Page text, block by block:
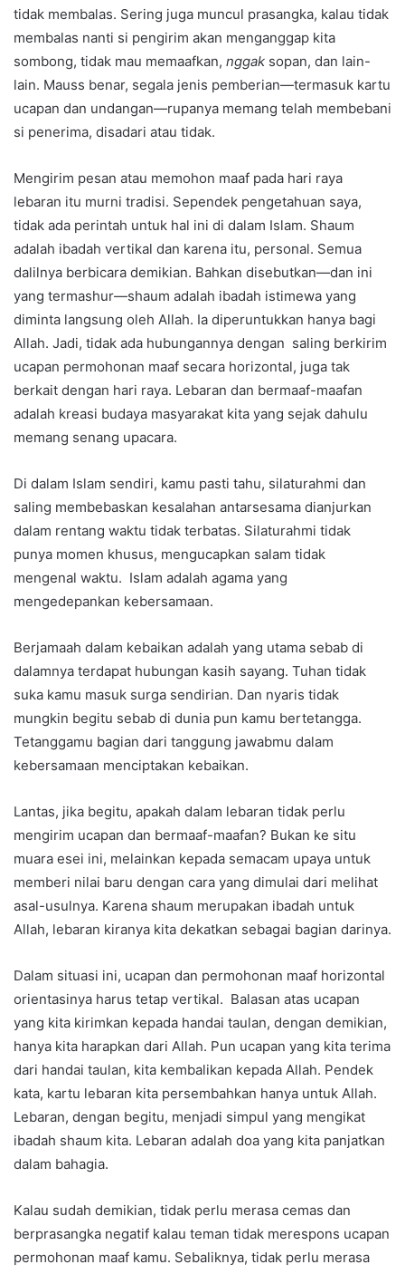
tidak membalas. Sering juga muncul prasangka, kalau tidak
membalas nanti si pengirim akan menganggap kita
sombong, tidak mau memaafkan, nggak sopan, dan lain-
lain. Mauss benar, segala jenis pemberian—termasuk kartu
ucapan dan undangan—rupanya memang telah membebani
si penerima, disadari atau tidak.
Mengirim pesan atau memohon maaf pada hari raya
lebaran itu murni tradisi. Sependek pengetahuan saya,
tidak ada perintah untuk hal ini di dalam Islam. Shaum
adalah ibadah vertikal dan karena itu, personal. Semua
dalilnya berbicara demikian. Bahkan disebutkan—dan ini
yang termashur—shaum adalah ibadah istimewa yang
diminta langsung oleh Allah. Ia diperuntukkan hanya bagi
Allah. Jadi, tidak ada hubungannya dengan saling berkirim
ucapan permohonan maaf secara horizontal, juga tak
berkait dengan hari raya. Lebaran dan bermaaf-maafan
adalah kreasi budaya masyarakat kita yang sejak dahulu
memang senang upacara.
Di dalam Islam sendiri, kamu pasti tahu, silaturahmi dan
saling membebaskan kesalahan antarsesama dianjurkan
dalam rentang waktu tidak terbatas. Silaturahmi tidak
punya momen khusus, mengucapkan salam tidak
mengenal waktu. Islam adalah agama yang
mengedepankan kebersamaan.
Berjamaah dalam kebaikan adalah yang utama sebab di
dalamnya terdapat hubungan kasih sayang. Tuhan tidak
suka kamu masuk surga sendirian. Dan nyaris tidak
mungkin begitu sebab di dunia pun kamu bertetangga.
Tetanggamu bagian dari tanggung jawabmu dalam
kebersamaan menciptakan kebaikan.
Lantas, jika begitu, apakah dalam lebaran tidak perlu
mengirim ucapan dan bermaaf-maafan? Bukan ke situ
muara esei ini, melainkan kepada semacam upaya untuk
memberi nilai baru dengan cara yang dimulai dari melihat
asal-usulnya. Karena shaum merupakan ibadah untuk
Allah, lebaran kiranya kita dekatkan sebagai bagian darinya.
Dalam situasi ini, ucapan dan permohonan maaf horizontal
orientasinya harus tetap vertikal. Balasan atas ucapan
yang kita kirimkan kepada handai taulan, dengan demikian,
hanya kita harapkan dari Allah. Pun ucapan yang kita terima
dari handai taulan, kita kembalikan kepada Allah. Pendek
kata, kartu lebaran kita persembahkan hanya untuk Allah.
Lebaran, dengan begitu, menjadi simpul yang mengikat
ibadah shaum kita. Lebaran adalah doa yang kita panjatkan
dalam bahagia.
Kalau sudah demikian, tidak perlu merasa cemas dan
berprasangka negatif kalau teman tidak merespons ucapan
permohonan maaf kamu. Sebaliknya, tidak perlu merasa